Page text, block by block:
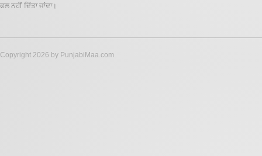
ਫਲ ਨਹੀਂ ਦਿੱਤਾ ਜਾਂਦਾ।
Copyright 2026 by PunjabiMaa.com